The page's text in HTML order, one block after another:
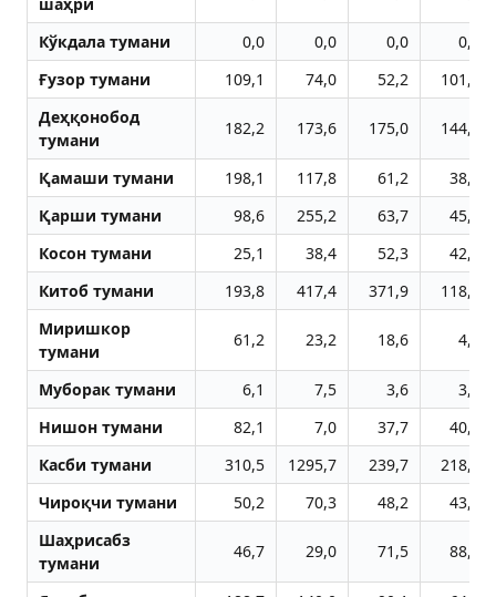
Кўкдала тумани 0,0 0,0 0,0
0,0
Ғузор тумани
109,1 74,0 52,2
101,9
Деҳқонобод
тумани
182,2 173,6 175,0 144,1
Қамаши тумани 198,1 117,8 61,2
38,4
Қарши тумани
98,6 255,2 63,7
45,8
Косон тумани
25,1 38,4 52,3
42,0
Китоб тумани
193,8 417,4 371,9
118,1
Миришкор
тумани
61,2 23,2 18,6 4,9
Муборак тумани 6,1 7,5 3,6
3,7
Нишон тумани
82,1 7,0 37,7
40,1
Касби тумани
310,5 1295,7 239,7
218,2
Чироқчи тумани
50,2 70,3 48,2
43,6
Шаҳрисабз
тумани
46,7 29,0 71,5 88,1